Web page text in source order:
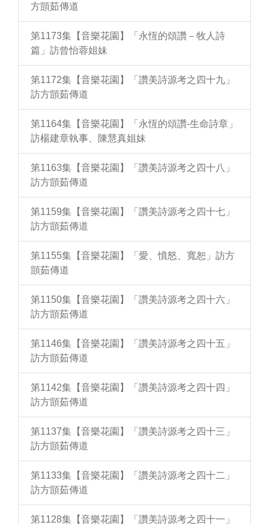
方顗茹傳道
第1173集【音樂花園】「永恆的頌讚－牧人詩
篇」訪曾怡蓉姐妹
第1172集【音樂花園】「讚美詩源考之四十九」
訪方顗茹傳道
第1164集【音樂花園】「永恆的頌讚-生命詩章」
訪楊建章執事、陳慧真姐妹
第1163集【音樂花園】「讚美詩源考之四十八」
訪方顗茹傳道
第1159集【音樂花園】「讚美詩源考之四十七」
訪方顗茹傳道
第1155集【音樂花園】「愛、憤怒、寬恕」訪方
顗茹傳道
第1150集【音樂花園】「讚美詩源考之四十六」
訪方顗茹傳道
第1146集【音樂花園】「讚美詩源考之四十五」
訪方顗茹傳道
第1142集【音樂花園】「讚美詩源考之四十四」
訪方顗茹傳道
第1137集【音樂花園】「讚美詩源考之四十三」
訪方顗茹傳道
第1133集【音樂花園】「讚美詩源考之四十二」
訪方顗茹傳道
第1128集【音樂花園】「讚美詩源考之四十一」